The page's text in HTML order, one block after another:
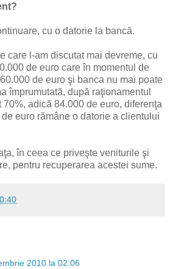
cu o datorie la bancă.
care l-am discutat mai devreme, cu
de euro care în momentul de
de euro şi banca nu mai poate
împrumutată, după raţionamentul
adică 84.000 de euro, diferenţa
euro rămâne o datorie a clientului
în ceea ce priveşte veniturile şi
pentru recuperarea acestei sume.
2010 la 02:06